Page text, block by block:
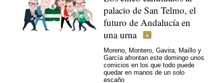
palacio de San Telmo, el
futuro de Andalucía en
una urna
Moreno, Montero, Gavira, Maíllo y
García afrontan este domingo unos
comicios en los que todo puede
quedar en manos de un solo
escaño